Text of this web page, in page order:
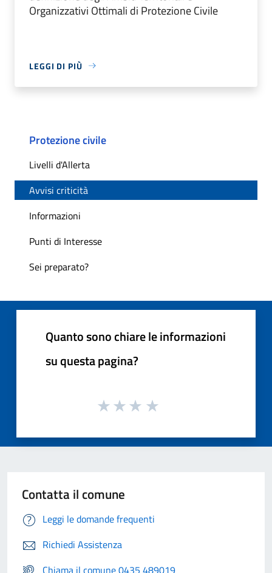
Organizzativi Ottimali di Protezione Civile
LEGGI DI PIÙ
Protezione civile
Livelli d'Allerta
Avvisi criticità
Informazioni
Punti di Interesse
Sei preparato?
Quanto sono chiare le informazioni
su questa pagina?
Contatta il comune
Leggi le domande frequenti
Richiedi Assistenza